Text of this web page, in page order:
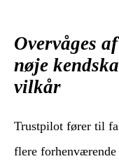
Overvåges
nøje
vilkår
Trustpilot fører til
flere forhenværende